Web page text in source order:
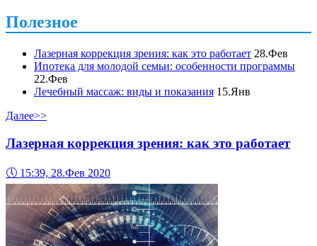
Полезное
Лазерная коррекция зрения: как это работает 28.Фев
Ипотека для молодой семьи: особенности программы
22.Фев
Лечебный массаж: виды и показания 15.Янв
Далее>>
Лазерная коррекция зрения: как это работает
🕔 15:39, 28.Фев 2020